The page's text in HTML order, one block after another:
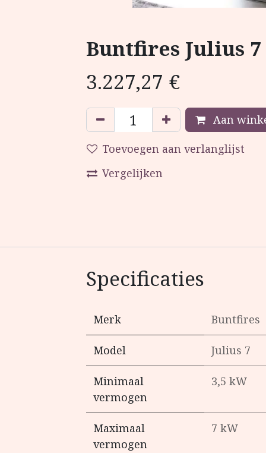
Buntfires Julius 7
3.227,27 €
Aan
Toevoegen aan verlanglijst
Vergelijken
Specificaties
Merk Buntfires
Model Julius 7
Minimaal
vermogen
3,5 kW
Maximaal
vermogen
7 kW